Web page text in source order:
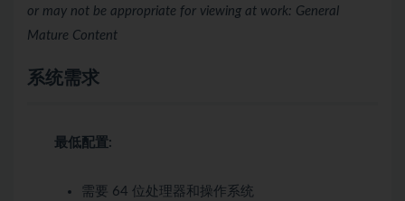
or may not be appropriate for viewing at work: General
Mature Content
系统需求
最低配置:
需要 64 位处理器和操作系统